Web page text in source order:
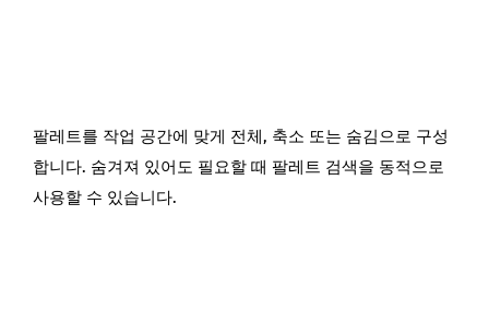
팔레트를 작업 공간에 맞게 전체, 축소 또는 숨김으로 구성
합니다. 숨겨져 있어도 필요할 때 팔레트 검색을 동적으로
사용할 수 있습니다.